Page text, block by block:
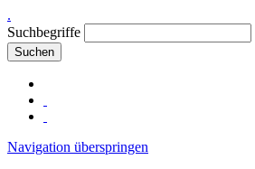
.
Suchbegriffe
Suchen
Navigation überspringen